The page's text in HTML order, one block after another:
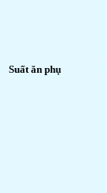
Suất ăn phụ